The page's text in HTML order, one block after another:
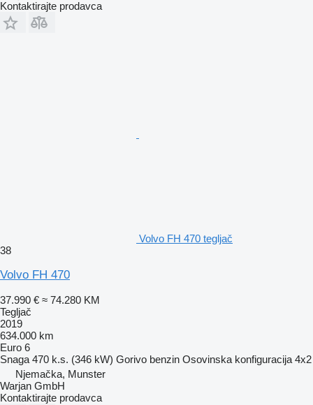
Kontaktirajte prodavca
Volvo FH 470 tegljač
38
Volvo FH 470
37.990 € ≈ 74.280 KM
Tegljač
2019
634.000 km
Euro 6
Snaga 470 k.s. (346 kW) Gorivo benzin Osovinska konfiguracija 4x2
Njemačka, Munster
Warjan GmbH
Kontaktirajte prodavca